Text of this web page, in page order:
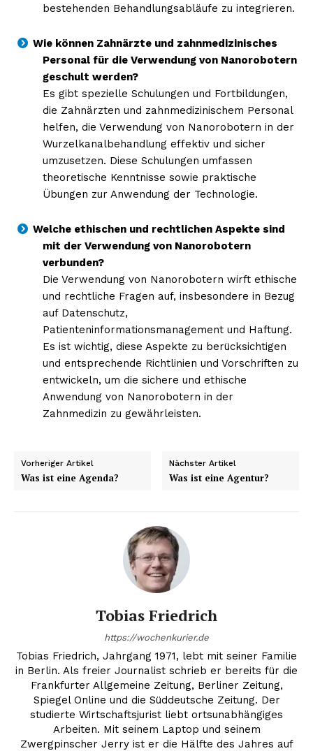
bestehenden Behandlungsabläufe zu integrieren.
Wie können Zahnärzte und zahnmedizinisches
Personal für die Verwendung von Nanorobotern
geschult werden?
Es gibt spezielle Schulungen und Fortbildungen,
die Zahnärzten und zahnmedizinischem Personal
helfen, die Verwendung von Nanorobotern in der
Wurzelkanalbehandlung effektiv und sicher
umzusetzen. Diese Schulungen umfassen
theoretische Kenntnisse sowie praktische
Übungen zur Anwendung der Technologie.
Welche ethischen und rechtlichen Aspekte sind
mit der Verwendung von Nanorobotern
verbunden?
Die Verwendung von Nanorobotern wirft ethische
und rechtliche Fragen auf, insbesondere in Bezug
auf Datenschutz,
Patienteninformationsmanagement und Haftung.
Es ist wichtig, diese Aspekte zu berücksichtigen
und entsprechende Richtlinien und Vorschriften zu
entwickeln, um die sichere und ethische
Anwendung von Nanorobotern in der
Zahnmedizin zu gewährleisten.
Vorheriger Artikel
Was ist eine Agenda?
Nächster Artikel
Was ist eine Agentur?
Tobias Friedrich
https://wochenkurier.de
Tobias Friedrich, Jahrgang 1971, lebt mit seiner Familie
in Berlin. Als freier Journalist schrieb er bereits für die
Frankfurter Allgemeine Zeitung, Berliner Zeitung,
Spiegel Online und die Süddeutsche Zeitung. Der
studierte Wirtschaftsjurist liebt ortsunabhängiges
Arbeiten. Mit seinem Laptop und seinem
Zwergpinscher Jerry ist er die Hälfte des Jahres auf